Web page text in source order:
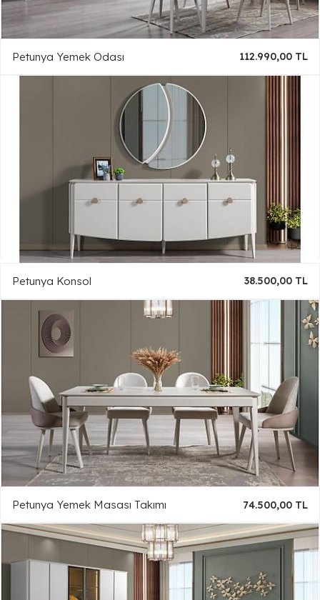
Petunya Yemek Odası 112.990,00 TL
Petunya Konsol 38.500,00 TL
Petunya Yemek Masası Takımı 74.500,00 TL